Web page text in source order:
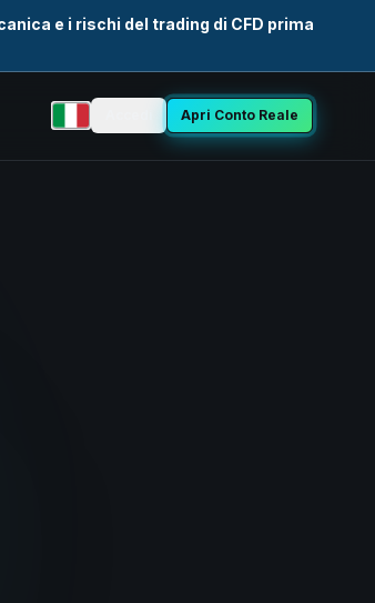
e i rischi del trading di CFD prima
Seleziona lingua
Apri Conto Reale